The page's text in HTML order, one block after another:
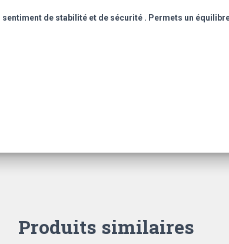
sentiment de stabilité et de sécurité . Permets un
Produits similaires